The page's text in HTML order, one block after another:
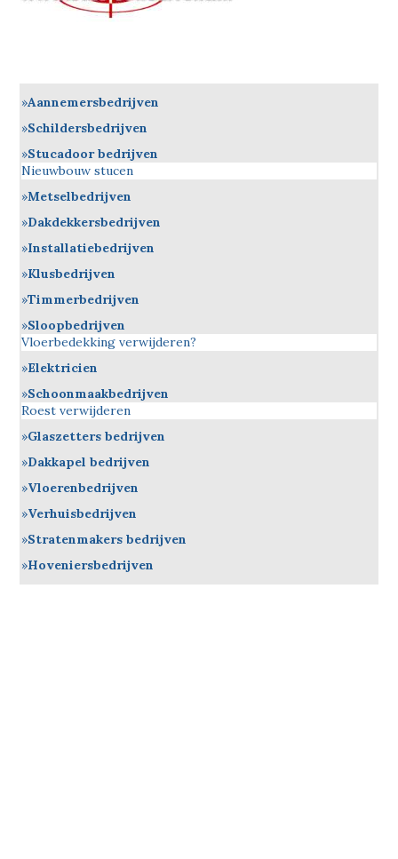
Aannemersbedrijven
Schildersbedrijven
Stucadoor bedrijven
Nieuwbouw stucen
Metselbedrijven
Dakdekkersbedrijven
Installatiebedrijven
Klusbedrijven
Timmerbedrijven
Sloopbedrijven
Vloerbedekking verwijderen?
Elektricien
Schoonmaakbedrijven
Roest verwijderen
Glaszetters bedrijven
Dakkapel bedrijven
Vloerenbedrijven
Verhuisbedrijven
Stratenmakers bedrijven
Hoveniersbedrijven